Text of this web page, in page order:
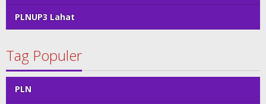
PLNUP3 Lahat
Tag Populer
PLN